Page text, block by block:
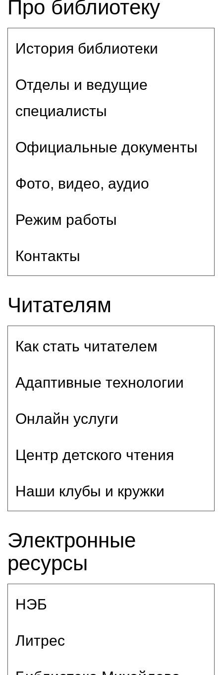
Про библиотеку
История библиотеки
Отделы и ведущие
специалисты
Официальные документы
Фото, видео, аудио
Режим работы
Контакты
Читателям
Как стать читателем
Адаптивные технологии
Онлайн услуги
Центр детского чтения
Наши клубы и кружки
Электронные
ресурсы
НЭБ
Литрес